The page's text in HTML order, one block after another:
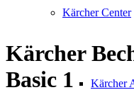
Kärcher Center
Kärcher
Kärcher
Basic 1